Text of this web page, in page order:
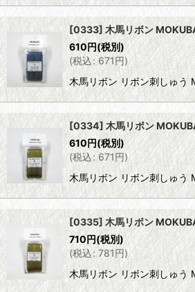
[0333] 木馬リボン
610円(税別)
(税込: 671円)
木馬リボン リボン刺しゅ
[0334] 木馬リボン
610円(税別)
(税込: 671円)
木馬リボン リボン刺しゅ
[0335] 木馬リボン
710円(税別)
(税込: 781円)
木馬リボン リボン刺しゅ